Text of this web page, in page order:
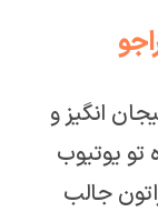
انگیز و
تو یوتیوب
جالب